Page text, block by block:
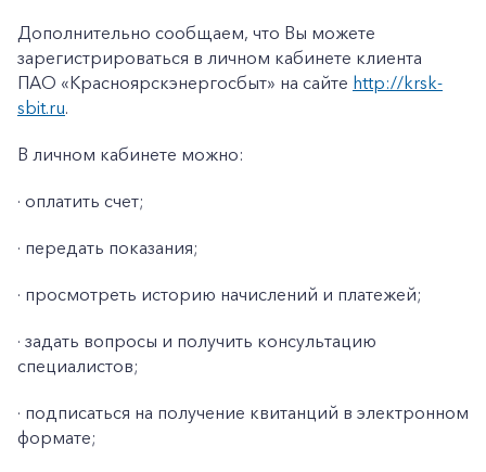
Заказать обратный звонок
Дополнительно сообщаем, что Вы можете
зарегистрироваться в личном кабинете клиента
ПАО «Красноярскэнергосбыт» на сайте http://krsk-
sbit.ru.
В личном кабинете можно:
· оплатить счет;
· передать показания;
· просмотреть историю начислений и платежей;
· задать вопросы и получить консультацию
специалистов;
· подписаться на получение квитанций в электронном
формате;